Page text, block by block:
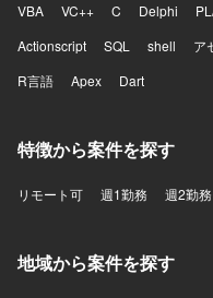
VBA
VC++ C Delphi
Actionscript
SQL shell ア
R言語
Apex Dart
特徴から案件を探す
リモート可 週1勤務 週2勤務
地域から案件を探す